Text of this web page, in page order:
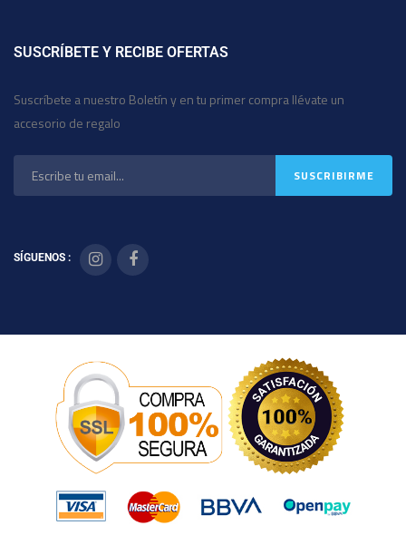
SUSCRÍBETE Y RECIBE OFERTAS
Suscríbete a nuestro Boletín y en tu primer compra llévate un
accesorio de regalo
SÍGUENOS :